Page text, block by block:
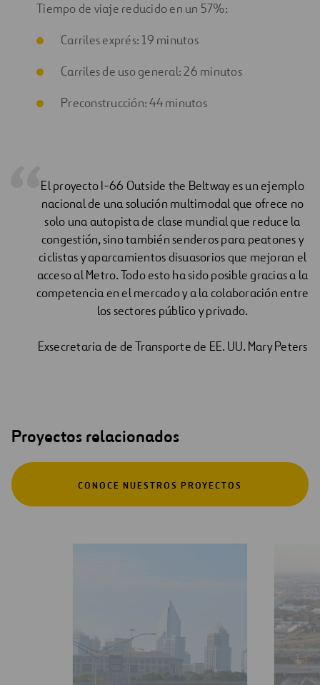
Tiempo de viaje reducido en un 57%:
Carriles exprés: 19 minutos
Carriles de uso general: 26 minutos
Preconstrucción: 44 minutos
El proyecto I-66 Outside the Beltway es un ejemplo
nacional de una solución multimodal que ofrece no
solo una autopista de clase mundial que reduce la
congestión, sino también senderos para peatones y
ciclistas y aparcamientos disuasorios que mejoran el
acceso al Metro. Todo esto ha sido posible gracias a la
competencia en el mercado y a la colaboración entre
los sectores público y privado.
Exsecretaria de de Transporte de EE. UU. Mary Peters
Proyectos relacionados
CONOCE NUESTROS PROYECTOS